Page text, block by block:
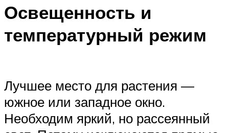
Освещенность и
температурный режим
Лучшее место для растения —
южное или западное окно.
Необходим яркий, но рассеянный